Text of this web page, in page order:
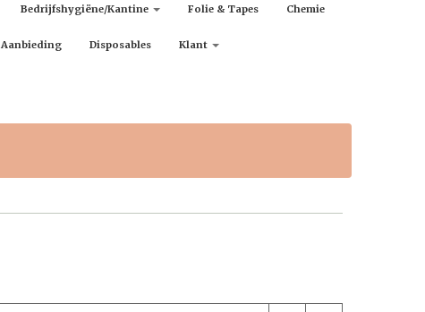
Bedrijfshygiëne/kantine Folie & Tapes Chemie
Aanbieding Disposables Klant